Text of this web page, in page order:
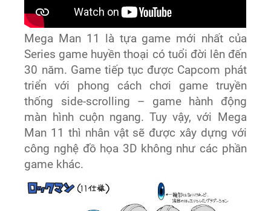
Mega Man 11 là tựa game mới nhất của
Series game huyền thoại có tuổi đời lên đến
30 năm. Game tiếp tục được Capcom phát
triển với phong cách chơi game truyền
thống side-scrolling – game hành động
màn hình cuộn ngang. Tuy vậy, với Mega
Man 11 thì nhân vật sẽ được xây dựng với
công nghệ đồ họa 3D không như các phần
game khác.